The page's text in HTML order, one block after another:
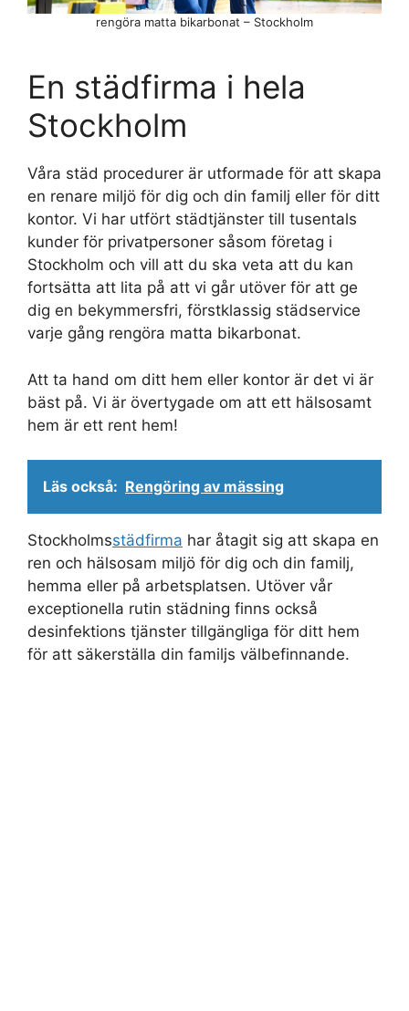
En städfirma i hela
Stockholm
Våra städ procedurer är utformade för att skapa
en renare miljö för dig och din familj eller för ditt
kontor. Vi har utfört städtjänster till tusentals
kunder för privatpersoner såsom företag i
Stockholm och vill att du ska veta att du kan
fortsätta att lita på att vi går utöver för att ge
dig en bekymmersfri, förstklassig städservice
varje gång rengöra matta bikarbonat.
Att ta hand om ditt hem eller kontor är det vi är
bäst på. Vi är övertygade om att ett hälsosamt
hem är ett rent hem!
Läs också: Rengöring av mässing
Stockholmsstädfirma har åtagit sig att skapa en
ren och hälsosam miljö för dig och din familj,
hemma eller på arbetsplatsen. Utöver vår
exceptionella rutin städning finns också
desinfektions tjänster tillgängliga för ditt hem
för att säkerställa din familjs välbefinnande.
rengöra matta bikarbonat – Stockholm